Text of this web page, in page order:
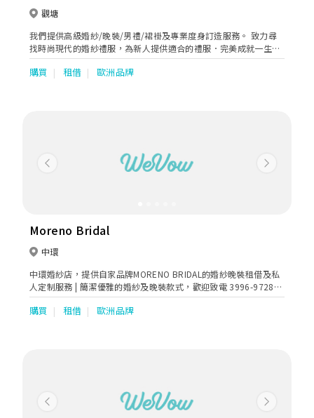
觀塘
我們提供高級婚紗/晚裝/男禮/裙褂及專業度身訂造服務。 致力尋
找時尚現代的婚紗禮服，為新人提供適合的禮服．完美成就一生人
一次的喜事。
購買 租借 歐洲品牌
Previous Next
Moreno Bridal
中環
中環婚紗店，提供自家品牌MORENO BRIDAL的婚紗晚裝租借及私
人定制服務 | 簡潔優雅的婚紗及晚裝款式，歡迎致電 3996-9728
預約試身。
購買 租借 歐洲品牌
Previous Next